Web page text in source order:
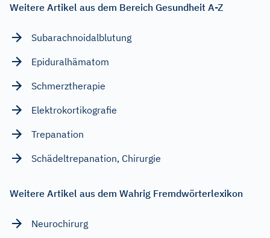
Weitere Artikel aus dem Bereich Gesundheit A-Z
Subarachnoidalblutung
Epiduralhämatom
Schmerztherapie
Elektrokortikografie
Trepanation
Schädeltrepanation, Chirurgie
Weitere Artikel aus dem Wahrig Fremdwörterlexikon
Neurochirurg